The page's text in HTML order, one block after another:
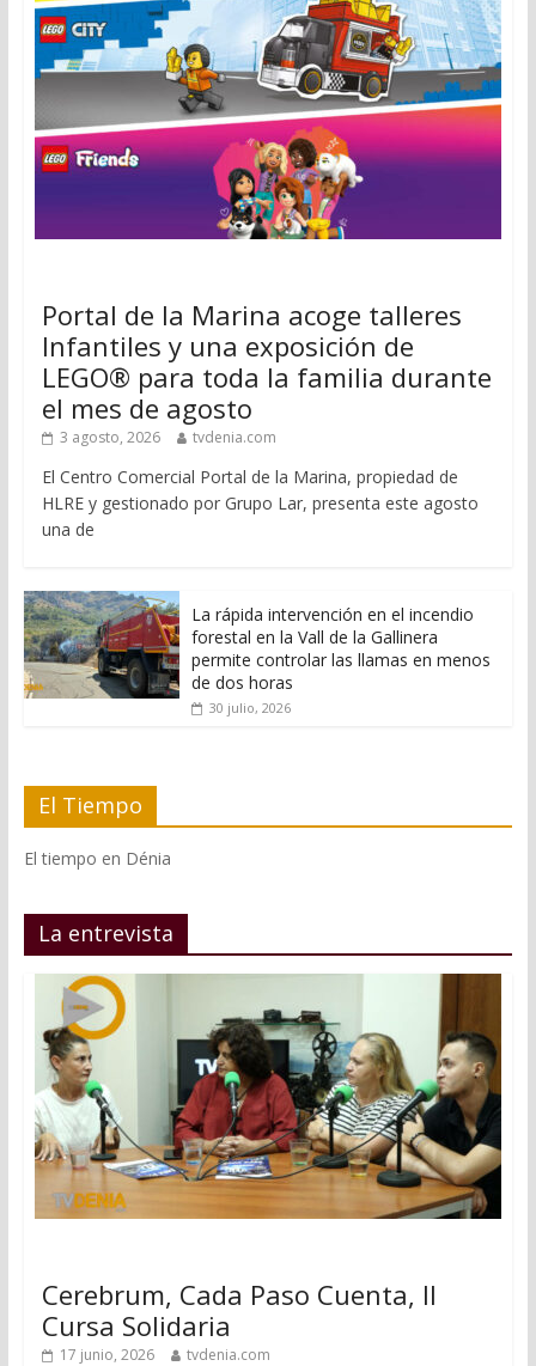
Portal de la Marina acoge talleres
Infantiles y una exposición de
LEGO® para toda la familia durante
el mes de agosto
3 agosto, 2026 tvdenia.com
El Centro Comercial Portal de la Marina, propiedad de
HLRE y gestionado por Grupo Lar, presenta este agosto
una de
La rápida intervención en el incendio
forestal en la Vall de la Gallinera
permite controlar las llamas en menos
de dos horas
30 julio, 2026
El Tiempo
El tiempo en Dénia
La entrevista
Cerebrum, Cada Paso Cuenta, II
Cursa Solidaria
17 junio, 2026 tvdenia.com